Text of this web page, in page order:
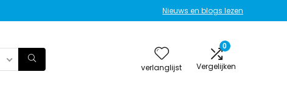
Nieuws en blogs lezen
verlanglijst
0
Vergelijken